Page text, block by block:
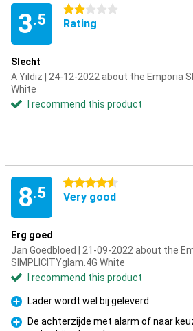
3.5
2 stars
Rating
Slecht
A Yildiz | 24-12-2022 about the Emporia
White
I recommend this product
8.5
4.5 stars
Very good
Erg goed
Jan Goedbloed | 21-09-2022 about the
SIMPLICITYglam.4G White
I recommend this product
Pro
Lader wordt wel bij geleverd
De achterzijde met alarm of naar